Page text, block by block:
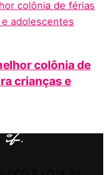
colônia de
crianças e